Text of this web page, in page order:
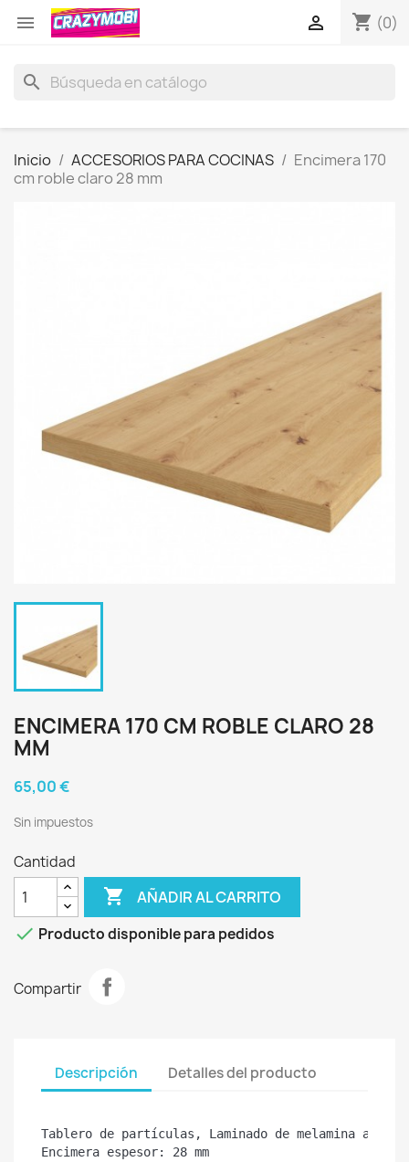
 shopping_cart (0)

search
Inicio ACCESORIOS PARA COCINAS
Encimera 170
cm roble claro 28 mm
ENCIMERA 170 CM ROBLE CLARO 28
MM
65,00 €
Sin impuestos
Cantidad
 AÑADIR AL CARRITO
 Producto disponible para pedidos
Compartir
Descripción Detalles del producto
Tablero de partículas, Laminado de melamina a
Encimera espesor: 28 mm